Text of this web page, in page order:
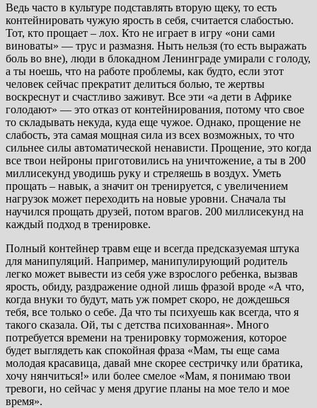
Ведь часто в культуре подставлять вторую щеку, то есть
контейнировать чужую ярость в себя, считается слабостью.
Тот, кто прощает – лох. Кто не играет в игру «они сами
виноваты» — трус и размазня. Ныть нельзя (то есть выражать
боль во вне), люди в блокадном Ленинграде умирали с голоду,
а ты ноешь, что на работе проблемы, как будто, если этот
человек сейчас прекратит делиться болью, те жертвы
воскреснут и счастливо заживут. Все эти «а дети в Африке
голодают» — это отказ от контейнирования, потому что свое
то складывать некуда, куда еще чужое. Однако, прощение не
слабость, эта самая мощная сила из всех возможных, то что
сильнее силы автоматической ненависти. Прощение, это когда
все твои нейроны приготовились на уничтожение, а ты в 200
миллисекунд уводишь руку и стреляешь в воздух. Уметь
прощать – навык, а значит он тренируется, с увеличением
нагрузок может переходить на новые уровни. Сначала ты
научился прощать друзей, потом врагов. 200 миллисекунд на
каждый подход в тренировке.
Полный контейнер травм еще и всегда предсказуемая штука
для манипуляций. Например, манипулирующий родитель
легко может вывести из себя уже взрослого ребенка, вызвав
ярость, обиду, раздражение одной лишь фразой вроде «А что,
когда внуки то будут, мать уж помрет скоро, не дождешься
тебя, все только о себе. Да что ты психуешь как всегда, что я
такого сказала. Ой, ты с детства психованная». Много
потребуется времени на тренировку торможения, которое
будет выглядеть как спокойная фраза «Мам, ты еще сама
молодая красавица, давай мне скорее сестричку или братика,
хочу нянчиться!» или более смелое «Мам, я понимаю твои
тревоги, но сейчас у меня другие планы на мое тело и мое
время».